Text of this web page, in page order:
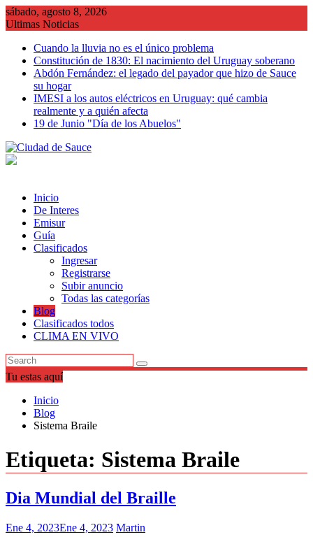
Saltar
al
sábado, agosto 8, 2026
Ultimas Noticias
Cuando la lluvia no es el único problema
Constitución de 1830: El nacimiento del Uruguay soberano
Abdón Fernández: el legado del payador que hizo de Sauce
su hogar
IMESI a los autos eléctricos en Uruguay: qué cambia
realmente y a quién afecta
19 de Junio "Día de los Abuelos"
Inicio
De Interes
Emisur
Guía
Clasificados
Ingresar
Registrarse
Subir anuncio
Todas las categorías
Blog
Clasificados todos
CLIMA EN VIVO
Tu estas aquí
Inicio
Blog
Sistema Braile
Etiqueta: Sistema Braile
Dia Mundial del Braille
Ene 4, 2023Ene 4, 2023 Martin